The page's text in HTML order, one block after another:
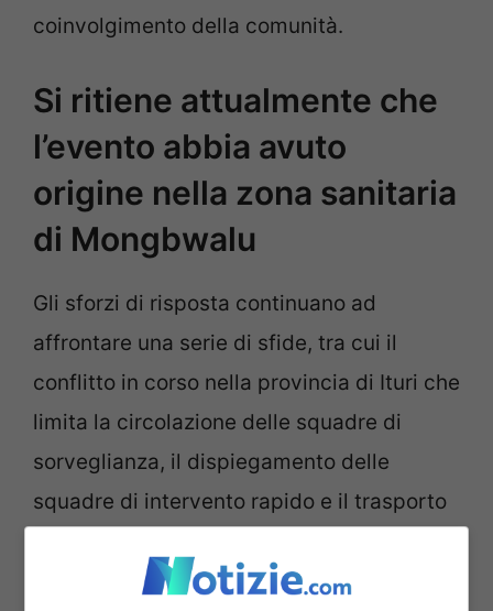
coinvolgimento della comunità.
Si ritiene attualmente che
l’evento abbia avuto
origine nella zona sanitaria
di Mongbwalu
Gli sforzi di risposta continuano ad
affrontare una serie di sfide, tra cui il
conflitto in corso nella provincia di Ituri che
limita la circolazione delle squadre di
sorveglianza, il dispiegamento delle
squadre di intervento rapido e il trasporto
attualmente che l’evento abbia avuto